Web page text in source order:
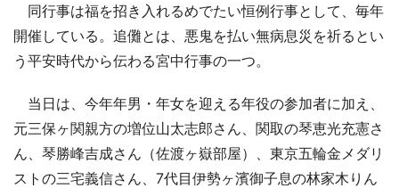
同行事は福を招き入れるめでたい恒例行事として、毎年
開催している。追儺とは、悪鬼を払い無病息災を祈るとい
う平安時代から伝わる宮中行事の一つ。
当日は、今年年男・年女を迎える年役の参加者に加え、
元三保ヶ関親方の増位山太志郎さん、関取の琴恵光充憲さ
ん、琴勝峰吉成さん（佐渡ヶ嶽部屋）、東京五輪金メダリ
ストの三宅義信さん、7代目伊勢ヶ濱御子息の林家木りん